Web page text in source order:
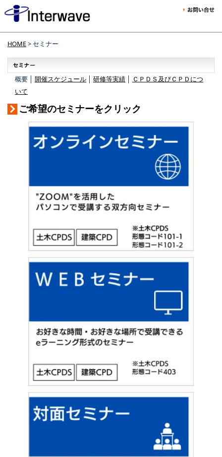
HOME> セミナー
概要 │ 開催スケジュール 研修等実績
ＣＰＤＳ及びＣＰＤにつ
いて
ご希望のセミナーをクリック